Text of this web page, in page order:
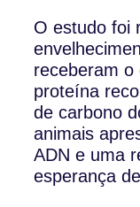
O estudo foi
receberam o
proteína
de carbono
animais
ADN e uma
esperança